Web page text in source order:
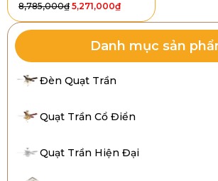
Danh mục sản
Đèn Quạt Trần
Quạt Trần Cổ Điển
Quạt Trần Hiện Đại
8,785,000₫ 5,271,000₫